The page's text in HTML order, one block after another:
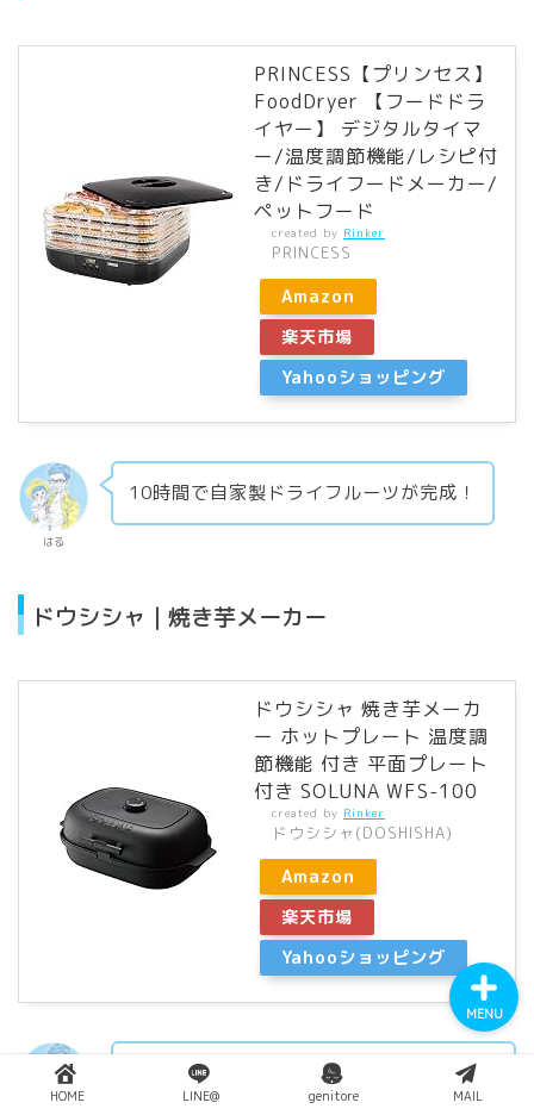
PRINCESS【プリンセス】
FoodDryer 【フードドラ
イヤー】 デジタルタイマ
ー/温度調節機能/レシピ付
き/ドライフードメーカー/
ペットフード
created by Rinker
PRINCESS
Amazon
楽天市場
Yahooショッピング
はる
10時間で自家製ドライフルーツが完成！
ドウシシャ｜焼き芋メーカー
ドウシシャ 焼き芋メーカ
ー ホットプレート 温度調
節機能 付き 平面プレート
付き SOLUNA WFS-100
created by Rinker
ドウシシャ(DOSHISHA)
Amazon
楽天市場
Yahooショッピング
お芋を入れたら40分。焼きとうもろこしや
専用プレートで焼きおにぎりも！
HOME LINE@ genitore MAIL
MENU
YouTube
Instagram